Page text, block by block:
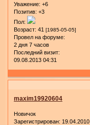
Уважение: +6
Позитив: +3
Пол:
Возраст: 41 [1985-05-05]
Провел на форуме:
2 дня 7 часов
Последний визит:
09.08.2013 04:31
maxim19920604
Новичок
Зарегистрирован: 19.04.2010